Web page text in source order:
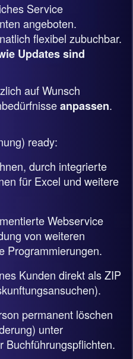
Service
angeboten.
flexibel zubuchbar.
Updates sind
auf Wunsch
anpassen.
ready:
durch integrierte
für Excel und weitere
Webservice
von weiteren
Programmierungen.
Kunden direkt als ZIP
permanent löschen
unter
Buchführungspflichten.